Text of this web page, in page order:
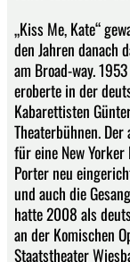
„Kiss Me, Kate“
den Jahren danach
am Broad-way.
eroberte in der
Kabarettisten
Theaterbühnen.
für eine New
Porter neu
und auch die
hatte 2008 als
an der Komischen
Staatstheater